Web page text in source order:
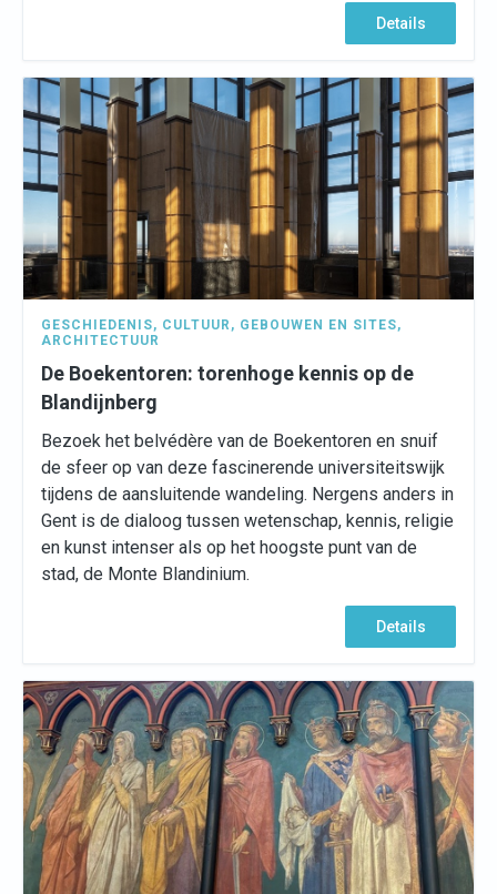
Details
GESCHIEDENIS, CULTUUR , GEBOUWEN EN SITES,
ARCHITECTUUR
De Boekentoren: torenhoge kennis op de
Blandijnberg
Bezoek het belvédère van de Boekentoren en snuif
de sfeer op van deze fascinerende universiteitswijk
tijdens de aansluitende wandeling. Nergens anders in
Gent is de dialoog tussen wetenschap, kennis, religie
en kunst intenser als op het hoogste punt van de
stad, de Monte Blandinium.
Details